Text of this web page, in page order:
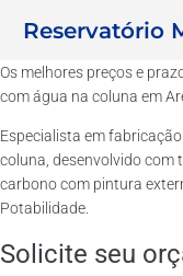
Reservatório
Os melhores preços e
com água na coluna em
Especialista em
coluna, desenvolvido com
carbono com pintura
Potabilidade.
Solicite seu